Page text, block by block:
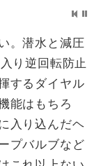
。潜水と減圧
り逆回転防止
するダイヤル
能はもちろ
入り込んだヘ
プバルブなど